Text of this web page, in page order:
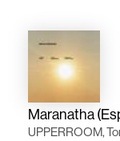
Maranatha
UPPERROOM,